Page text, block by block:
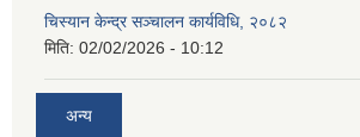
चिस्यान केन्द्र सञ्‍चालन कार्यविधि, २०८२
मिति: 02/02/2026 - 10:12
अन्य